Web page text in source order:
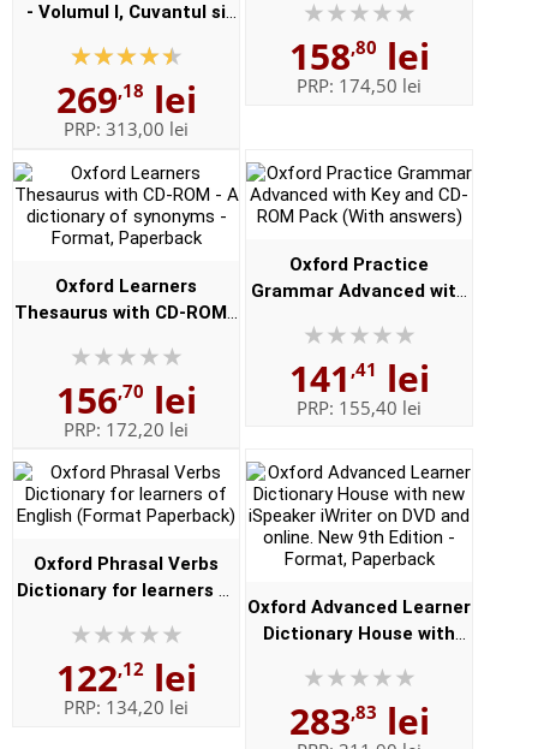
- Volumul I, Cuvantul si
Elaborata sub egida
Institutului de
Lingvistica,,...
269,18 lei
PRP: 313,00 lei
For students of English -
Format, Paperback
158,80 lei
PRP: 174,50 lei
Oxford Learners
Thesaurus with CD-ROM -
- Format, Paperback
156,70 lei
PRP: 172,20 lei
Oxford Practice
Grammar Advanced with
(With answers)
141 ,41 lei
PRP: 155,40 lei
Oxford Phrasal Verbs
Dictionary for learners of
Paperback)
122,12lei
PRP: 134,20 lei
Oxford Advanced Learner
Dictionary House with
DVD and online. New 9th
Edition - Format,
Paperbac...
283,83 lei